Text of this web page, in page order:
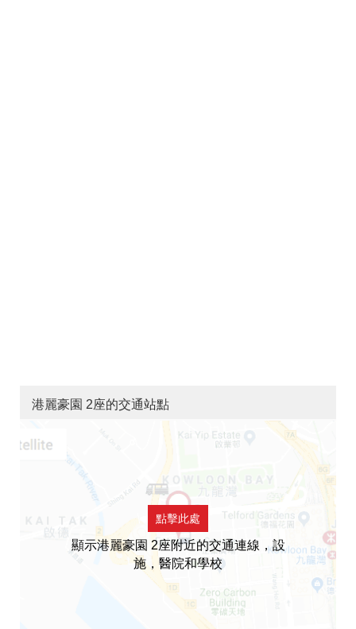
港麗豪園 2座的交通站點
點擊此處
顯示港麗豪園 2座附近的交通連線，設
施，醫院和學校